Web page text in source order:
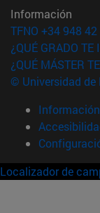
Información
TFNO +34 948
¿QUÉ GRADO TE
¿QUÉ MÁSTER
© Universidad de
Localizador de